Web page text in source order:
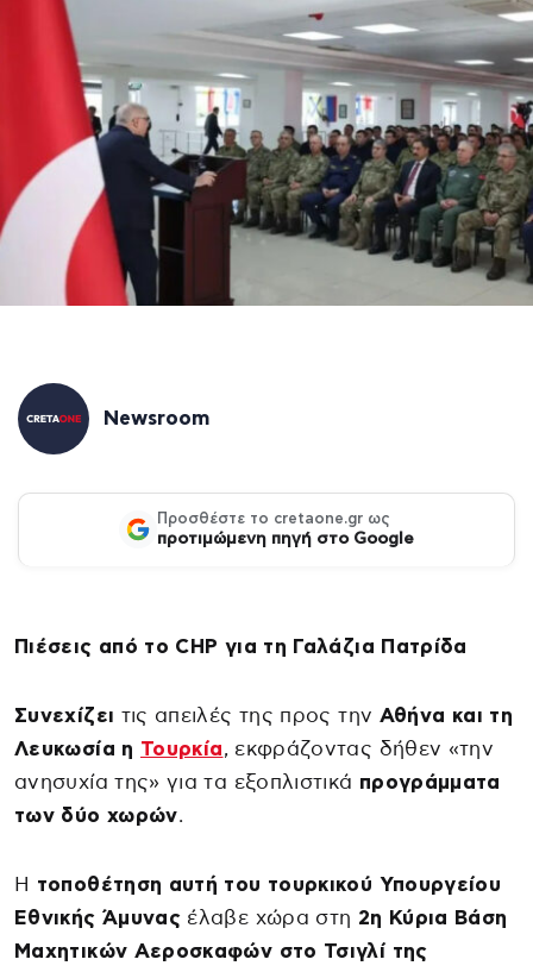
Newsroom
Προσθέστε το cretaone.gr ως
προτιμώμενη πηγή στο Google
Πιέσεις από το CHP για τη Γαλάζια Πατρίδα
Συνεχίζει τις απειλές της προς την Αθήνα και τη
Λευκωσία η Τουρκία, εκφράζοντας δήθεν «την
ανησυχία της» για τα εξοπλιστικά προγράμματα
των δύο χωρών.
Η τοποθέτηση αυτή του τουρκικού Υπουργείου
Εθνικής Άμυνας έλαβε χώρα στη 2η Κύρια Βάση
Μαχητικών Αεροσκαφών στο Τσιγλί της